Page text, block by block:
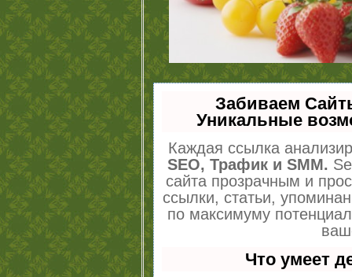
Забиваем
Уникальные
Каждая ссылка
SEO, Трафик и SMM.
сайта прозрачным и
ссылки, статьи,
по максимуму
Что умеет